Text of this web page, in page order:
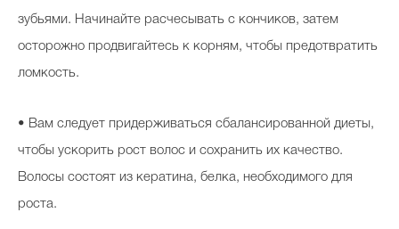
зубьями. Начинайте расчесывать с кончиков, затем
осторожно продвигайтесь к корням, чтобы предотвратить
ломкость.
• Вам следует придерживаться сбалансированной диеты,
чтобы ускорить рост волос и сохранить их качество.
Волосы состоят из кератина, белка, необходимого для
роста.